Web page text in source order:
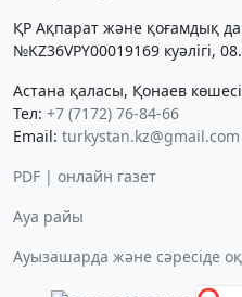
ҚР Ақпарат және қоғамдық
№KZ36VPY00019169 куәлігі,
Астана қаласы, Қонаев
Тел: +7 (7172) 76-84-66
Email: turkystan.kz@gmail.com
PDF | онлайн газет
Ауа райы
Ауызашарда және сәресіде